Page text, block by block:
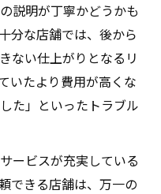
用を正しく比較す
ための具体的な工
のガイド
リットと注意点
奈川県の店舗選び
説明が丁寧かどうかも
分な店舗では、後から
ない仕上がりとなるリ
いたより費用が高くな
た」といったトラブル
ービスが充実している
できる店舗は、万一の